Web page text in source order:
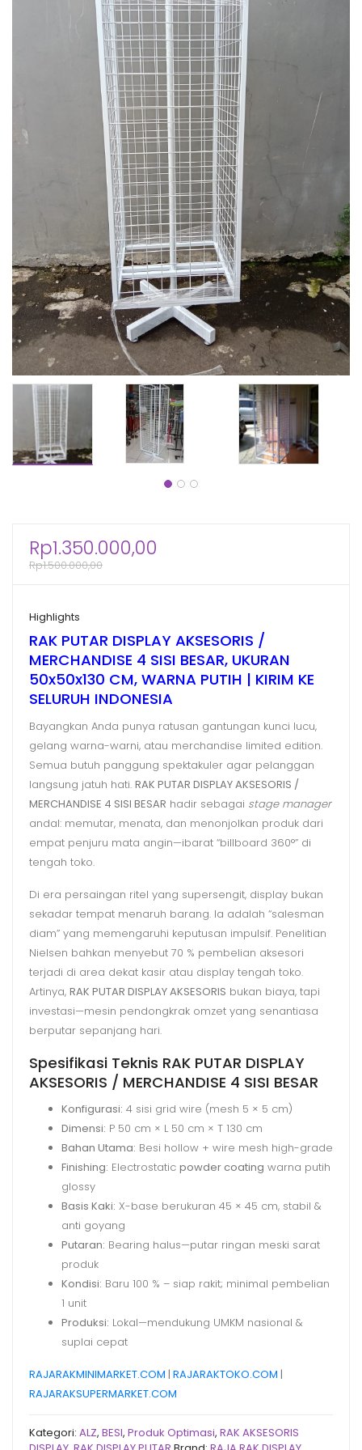
Rp1.350.000,00
Rp1.500.000,00
Highlights
RAK PUTAR DISPLAY AKSESORIS /
MERCHANDISE 4 SISI BESAR, UKURAN
50x50x130 CM, WARNA PUTIH | KIRIM KE
SELURUH INDONESIA
Bayangkan Anda punya ratusan gantungan kunci lucu,
gelang warna-warni, atau merchandise limited edition.
Semua butuh panggung spektakuler agar pelanggan
langsung jatuh hati. RAK PUTAR DISPLAY AKSESORIS /
MERCHANDISE 4 SISI BESAR hadir sebagai stage manager
andal: memutar, menata, dan menonjolkan produk dari
empat penjuru mata angin—ibarat “billboard 360°” di
tengah toko.
Di era persaingan ritel yang supersengit, display bukan
sekadar tempat menaruh barang. Ia adalah “salesman
diam” yang memengaruhi keputusan impulsif. Penelitian
Nielsen bahkan menyebut 70 % pembelian aksesori
terjadi di area dekat kasir atau display tengah toko.
Artinya, RAK PUTAR DISPLAY AKSESORIS bukan biaya, tapi
investasi—mesin pendongkrak omzet yang senantiasa
berputar sepanjang hari.
Spesifikasi Teknis RAK PUTAR DISPLAY
AKSESORIS / MERCHANDISE 4 SISI BESAR
Konfigurasi: 4 sisi grid wire (mesh 5 × 5 cm)
Dimensi: P 50 cm × L 50 cm × T 130 cm
Bahan Utama: Besi hollow + wire mesh high-grade
Finishing: Electrostatic powder coating warna putih
glossy
Basis Kaki: X-base berukuran 45 × 45 cm, stabil &
anti goyang
Putaran: Bearing halus—putar ringan meski sarat
produk
Kondisi: Baru 100 % – siap rakit; minimal pembelian
1 unit
Produksi: Lokal—mendukung UMKM nasional &
suplai cepat
RAJARAKMINIMARKET.COM | RAJARAKTOKO.COM |
RAJARAKSUPERMARKET.COM
Kategori: ALZ, BESI, Produk Optimasi, RAK AKSESORIS